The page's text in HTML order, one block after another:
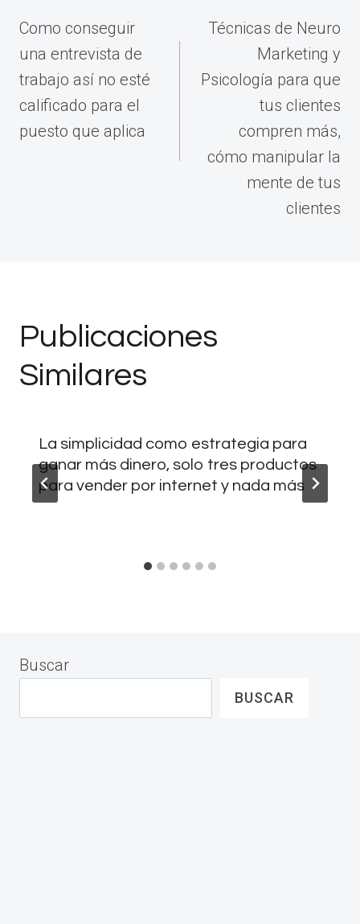
de
entradas
Como conseguir
una entrevista de
trabajo así no esté
calificado para el
puesto que aplica
Técnicas de Neuro
Marketing y
Psicología para que
tus clientes
compren más,
cómo manipular la
mente de tus
clientes
Publicaciones
Similares
La simplicidad como estrategia para
ganar más dinero, solo tres productos
para vender por internet y nada más
Buscar
BUSCAR